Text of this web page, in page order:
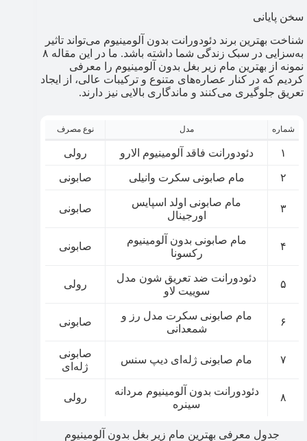
سخن پایانی
شناخت بهترین برند دئودورانت‌ بدون آلومینیوم می‌تواند تاثیر
به‌سزایی در سبک زندگی شما داشته‌ باشد. ما در این مقاله ۸
نمونه از بهترین مام زیر بغل بدون آلومینیوم را معرفی
کردیم که در کنار عصاره‌های متنوع و ترکیبات عالی، از ایجاد
تعریق جلوگیری می‌کنند و ماندگاری بالایی نیز دارند.
شماره مدل نوع مصرف
۱ دئودورانت فاقد آلومینیوم الارو رولی
۲ مام صابونی سکرت وانیلی صابونی
۳
مام صابونی اولد اسپایس
اورجینال
صابونی
۴
مام صابونی بدون آلومینیوم
رکسونا
صابونی
۵
دئودورانت ضد تعریق شون مدل
سوییت لاو
رولی
۶
مام صابونی سکرت مدل رز و
شمعدانی
صابونی
۷ مام صابونی ژله‌ای دیپ سنس
صابونی
ژله‌ای
۸
دئودورانت بدون آلومینیوم مردانه
سینره
رولی
جدول معرفی بهترین مام زیر بغل بدون آلومینیوم